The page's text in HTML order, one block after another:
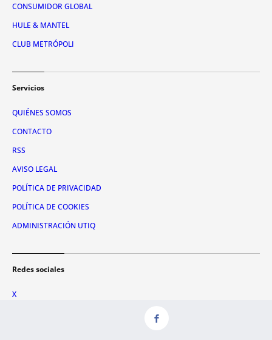
CONSUMIDOR GLOBAL
HULE & MANTEL
CLUB METRÓPOLI
Servicios
QUIÉNES SOMOS
CONTACTO
RSS
AVISO LEGAL
POLÍTICA DE PRIVACIDAD
POLÍTICA DE COOKIES
ADMINISTRACIÓN UTIQ
Redes sociales
X